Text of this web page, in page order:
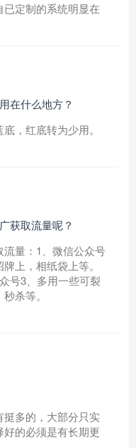
定制的系统明显在
在什么地方？
，红底转为少用。
获取流量呢？
量：1、微信公众号
上，相纸袋上等。
号3、多用一些可裂
杀等。
多的，大部分只实
的必须是有长期更